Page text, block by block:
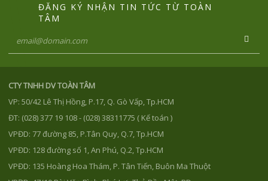
ĐĂNG KÝ NHẬN TIN TỨC TỪ TOÀN
TÂM
CTY TNHH DV TOÀN TÂM
VP: 50/42 Lê Thị Hồng, P.17, Q. Gò Vấp, Tp.HCM
ĐT: (028) 377 19 108 - (028) 38311775 ( Kế toán )
VPĐD: 77 đường 85, P.Tân Quy, Q.7, Tp.HCM
VPĐD: 128 đường số 1, An Phú, Q.2, Tp.HCM
VPĐD: 135 Hoàng Hoa Thám, P. Tân Tiến, Buôn Ma Thuột